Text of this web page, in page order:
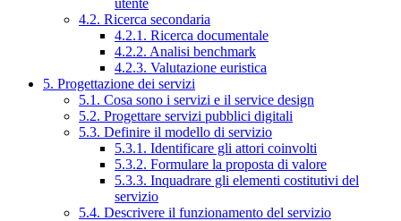
utente
4.2. Ricerca secondaria
4.2.1. Ricerca documentale
4.2.2. Analisi benchmark
4.2.3. Valutazione euristica
5. Progettazione dei servizi
5.1. Cosa sono i servizi e il service design
5.2. Progettare servizi pubblici digitali
5.3. Definire il modello di servizio
5.3.1. Identificare gli attori coinvolti
5.3.2. Formulare la proposta di valore
5.3.3. Inquadrare gli elementi costitutivi del
servizio
5.4. Descrivere il funzionamento del servizio